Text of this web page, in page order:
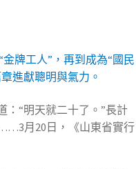
牌工人”，再到成為“國民
進獻聰明與氣力。
：“明天就二十了。”長計
月20日，《山東省實行